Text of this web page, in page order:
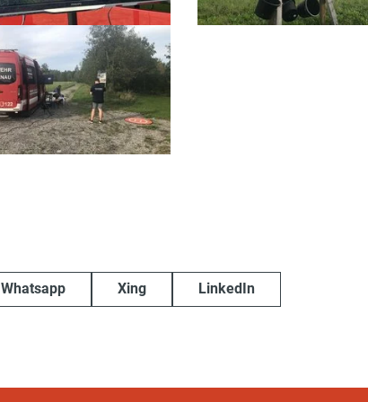
Whatsapp Xing LinkedIn